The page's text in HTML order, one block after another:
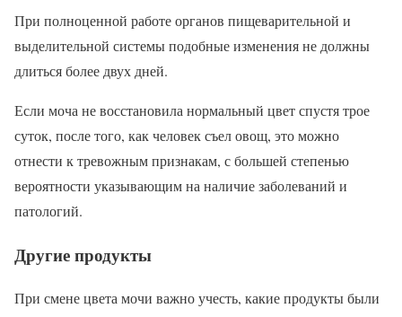
При полноценной работе органов пищеварительной и
выделительной системы подобные изменения не должны
длиться более двух дней.
Если моча не восстановила нормальный цвет спустя трое
суток, после того, как человек съел овощ, это можно
отнести к тревожным признакам, с большей степенью
вероятности указывающим на наличие заболеваний и
патологий.
Другие продукты
При смене цвета мочи важно учесть, какие продукты были